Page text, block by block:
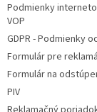
Podmienky
VOP
GDPR - Podmienky
Formulár pre
Formulár na
PIV